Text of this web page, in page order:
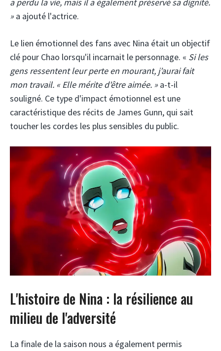
» a ajouté l'actrice.
Le lien émotionnel des fans avec Nina était un objectif
clé pour Chao lorsqu'il incarnait le personnage. « Si les
gens ressentent leur perte en mourant, j’aurai fait
mon travail. « Elle mérite d'être aimée. » a-t-il
souligné. Ce type d'impact émotionnel est une
caractéristique des récits de James Gunn, qui sait
toucher les cordes les plus sensibles du public.
L'histoire de Nina : la résilience au
milieu de l'adversité
La finale de la saison nous a également permis